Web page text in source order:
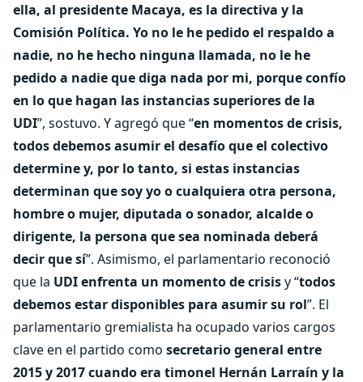
ella, al presidente Macaya, es la directiva y la
Comisión Política. Yo no le he pedido el respaldo a
nadie, no he hecho ninguna llamada, no le he
pedido a nadie que diga nada por mi, porque confío
en lo que hagan las instancias superiores de la
UDI”, sostuvo. Y agregó que “en momentos de crisis,
todos debemos asumir el desafío que el colectivo
determine y, por lo tanto, si estas instancias
determinan que soy yo o cualquiera otra persona,
hombre o mujer, diputada o sonador, alcalde o
dirigente, la persona que sea nominada deberá
decir que sí”. Asimismo, el parlamentario reconoció
que la UDI enfrenta un momento de crisisy “todos
debemos estar disponibles para asumir su rol”. El
parlamentario gremialista ha ocupado varios cargos
clave en el partido como secretario general entre
2015 y 2017 cuando era timonel Hernán Larraín y la